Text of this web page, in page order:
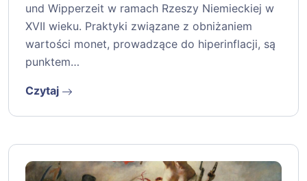
und Wipperzeit w ramach Rzeszy Niemieckiej w
XVII wieku. Praktyki związane z obniżaniem
wartości monet, prowadzące do hiperinflacji, są
punktem…
Czytaj